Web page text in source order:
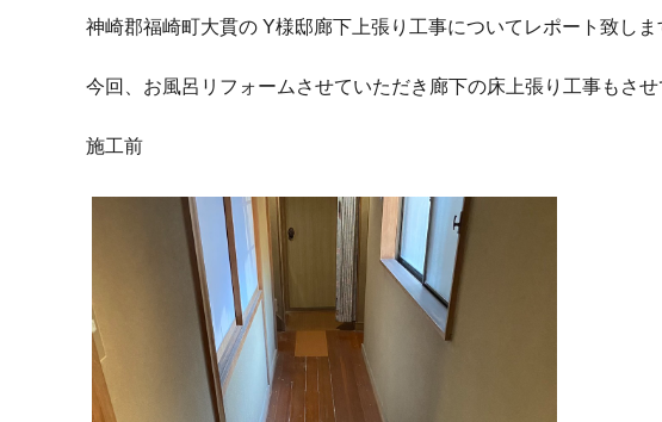
神崎郡福崎町大貫の Y様邸廊下上張り工事についてレポート致しま
今回、お風呂リフォームさせていただき廊下の床上張り工事もさせ
施工前